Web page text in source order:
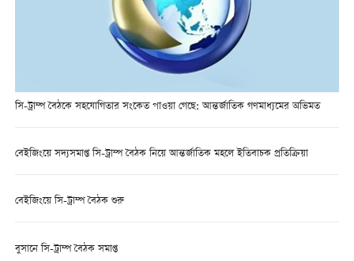
সি-ট্রাম্প বৈঠকে সহযোগিতার সংকেত পাওয়া গেছে: আন্তর্জাতিক গণমাধ্যমের অভিমত
বেইজিংয়ে সদ্যসমাপ্ত সি-ট্রাম্প বৈঠক নিয়ে আন্তর্জাতিক মহলে ইতিবাচক প্রতিক্রিয়া
বেইজিংয়ে সি-ট্রাম্প বৈঠক শুরু
বুসানে সি-ট্রাম্প বৈঠক সমাপ্ত